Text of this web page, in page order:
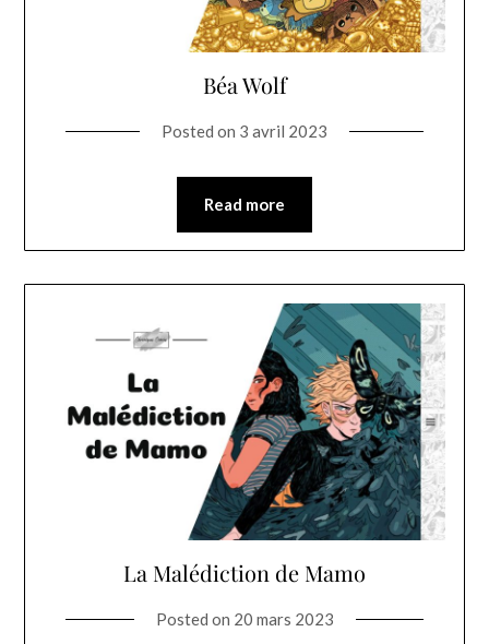
Béa Wolf
Posted on 3 avril 2023
Read more
La Malédiction de Mamo
Posted on 20 mars 2023